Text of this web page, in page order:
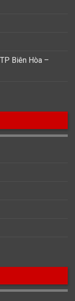
Biên Hòa –